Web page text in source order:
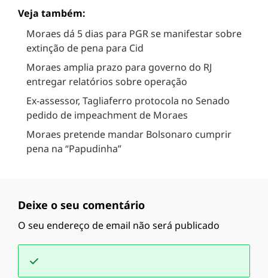
Veja também:
Moraes dá 5 dias para PGR se manifestar sobre
extinção de pena para Cid
Moraes amplia prazo para governo do RJ
entregar relatórios sobre operação
Ex-assessor, Tagliaferro protocola no Senado
pedido de impeachment de Moraes
Moraes pretende mandar Bolsonaro cumprir
pena na “Papudinha”
Deixe o seu comentário
O seu endereço de email não será publicado